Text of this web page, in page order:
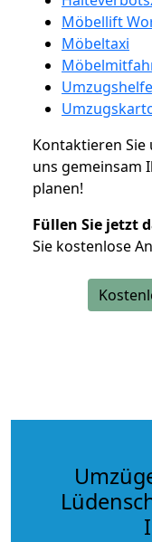
Möbellift
Möbeltaxi
Kontaktieren Sie
uns gemeinsam
planen!
Füllen Sie jetzt
Sie kostenlose